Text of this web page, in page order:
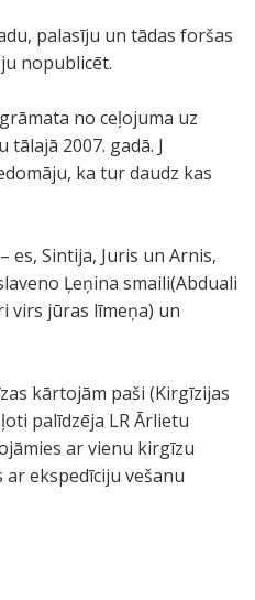
palasīju un tādas foršas
nopublicēt.
no ceļojuma uz
2007. gadā. J
ka tur daudz kas
es, Sintija, Juris un Arnis,
Ļeņina smaili(Abduali
virs jūras līmeņa) un
kārtojām paši (Kirgīzijas
palīdzēja LR Ārlietu
ar vienu kirgīzu
ekspedīciju vešanu